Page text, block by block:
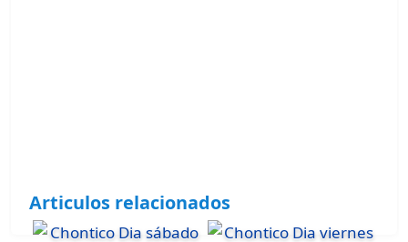
Articulos relacionados